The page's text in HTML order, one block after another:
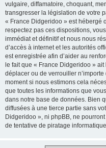
vulgaire, diffamatoire, choquant,
transgresser la législation de votre
« France Didgeridoo » est hébergé
respectez pas ces dispositions,
immédiat et définitif et nous nous
d’accès à internet et les autorités
est enregistrée afin d’aider au
le fait que « France Didgeridoo »
déplacer ou de verrouiller n’importe
moment si nous estimons cela
que toutes les informations que
dans notre base de données. Bien
diffusées à une tierce partie sans
Didgeridoo », ni phpBB, ne
de tentative de piratage